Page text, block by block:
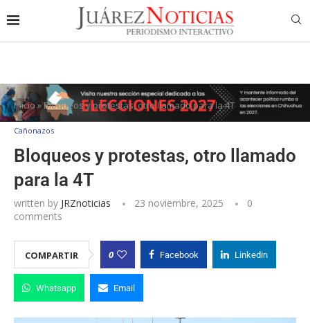
Inicio»Bloqueos y protestas, otro llamado para la 4T
Cañonazos
Bloqueos y protestas, otro llamado
para la 4T
written by JRZnoticias 23 noviembre, 2025
0
comments
COMPARTIR 0 Facebook Linkedin
Whatsapp Email